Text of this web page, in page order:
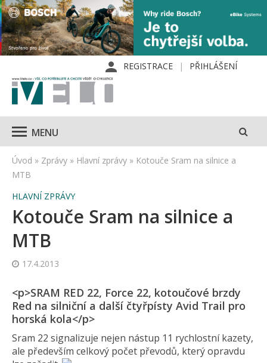
REGISTRACE PŘIHLÁŠENÍ
MENU
Úvod » Zprávy » Hlavní zprávy » Kotouče Sram na silnice a
MTB
HLAVNÍ ZPRÁVY
Kotouče Sram na silnice a
MTB
17.4.2013
<p>SRAM RED 22, Force 22, kotoučové brzdy
Red na silniční a další čtyřpísty Avid Trail pro
horská kola</p>
Sram 22 signalizuje nejen nástup 11 rychlostní kazety,
ale především celkový počet převodů, který opravdu